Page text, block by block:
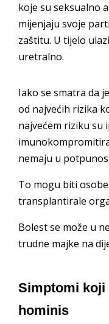
koje su seksualno
mijenjaju svoje
zaštitu. U tijelo
uretralno.
Iako se smatra da
od najvećih rizika
najvećem riziku su
nemaju u
To mogu biti
transplantirale
Bolest se može u
trudne majke na
Simptomi koji
hominis